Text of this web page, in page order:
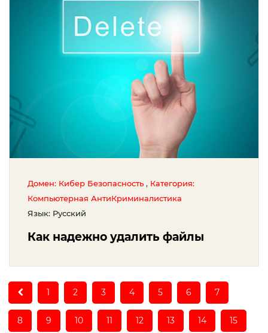
Домен: Кибер Безопасность , Категория:
Компьютерная АнтиКриминалистика
Язык: Русский
Как надежно удалить файлы
1 2 3 4 5 6 7
8 9 10 11 12 13 14 15